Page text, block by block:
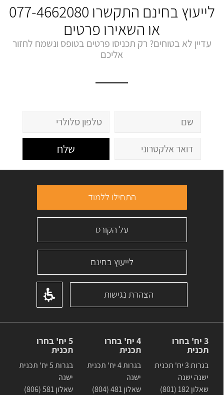
לייעוץ בחינם התקשרו 077-4662080
או השאירו פרטים
עדיין לא בטוחים? רק תכניסו פרטים בטופס ונשמח לחזור
אליכם
שלח
התחילו ללמוד
על הקורס
לייעוץ בחינם
הצהרת נגישות
3 יח' בחרו
תכנית
בגרות 3 יח' תכנית
ישנה ישנה
שאלון 182 (801)
4 יח' בחרו
תכנית
בגרות 4 יח' תכנית
ישנה
שאלון 481 (804)
5 יח' בחרו
תכנית
בגרות 5 יח' תכנית
ישנה
שאלון 581 (806)